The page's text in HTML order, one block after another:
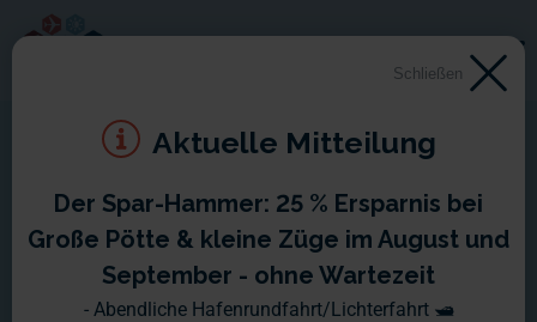
Montag, 25.12. - Sonntag,
31.12.2017
Schließen
Aktuelle Mitteilung
Der Spar-Hammer: 25 % Ersparnis bei
Große Pötte & kleine Züge im August und
September - ohne Wartezeit
- Abendliche Hafenrundfahrt/Lichterfahrt 🛥️